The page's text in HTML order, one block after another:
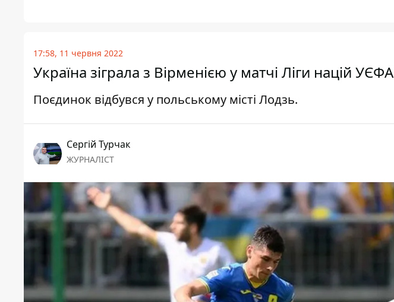
17:58, 11 червня 2022
Україна зіграла з Вірменією у матчі Ліги націй УЄФА
Поєдинок відбувся у польському місті Лодзь.
Сергій Турчак
ЖУРНАЛІСТ